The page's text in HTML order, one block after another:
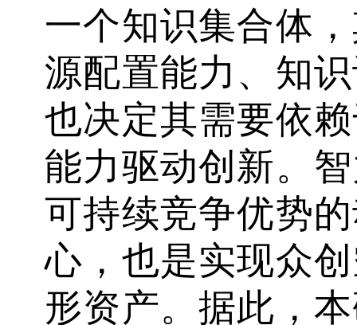
一个知识集合体
源配置能力、知
也决定其需要依
能力驱动创新。
可持续竞争优势
心，也是实现众
形资产。据此，